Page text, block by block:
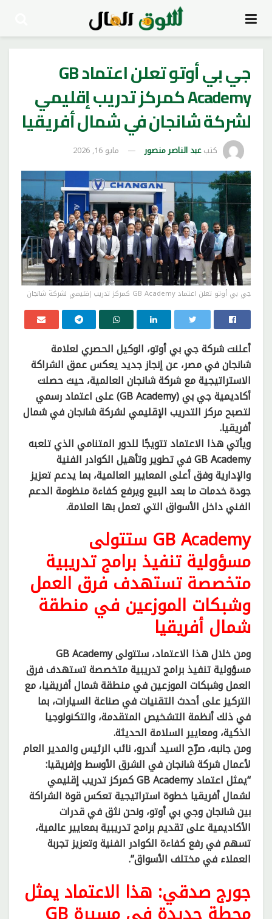
جي بي أوتو تعلن اعتماد GB
Academy كمركز تدريب إقليمي
لشركة شانجان في شمال أفريقيا
كتبعبد الناصر منصور مايو 16, 2026
جي بي أوتو تعلن اعتماد GB Academy كمركز تدريب إقليمي لشركة شانجان
أعلنت شركة جي بي أوتو، الوكيل الحصري لعلامة
شانجان في مصر، عن إنجاز جديد يعكس عمق الشراكة
الاستراتيجية مع شركة شانجان العالمية، حيث حصلت
أكاديمية جي بي (GB Academy) على اعتماد رسمي
لتصبح مركز التدريب الإقليمي لشركة شانجان في شمال
أفريقيا.
ويأتي هذا الاعتماد تتويجًا للدور المتنامي الذي تلعبه
GB Academy في تطوير وتأهيل الكوادر الفنية
والإدارية وفق أعلى المعايير العالمية، بما يدعم تعزيز
جودة خدمات ما بعد البيع ويرفع كفاءة منظومة الدعم
الفني داخل الأسواق التي تعمل بها العلامة.
GB Academy ستتولى
مسؤولية تنفيذ برامج تدريبية
متخصصة تستهدف فرق العمل
وشبكات الموزعين في منطقة
شمال أفريقيا
ومن خلال هذا الاعتماد، ستتولى GB Academy
مسؤولية تنفيذ برامج تدريبية متخصصة تستهدف فرق
العمل وشبكات الموزعين في منطقة شمال أفريقيا، مع
التركيز على أحدث التقنيات في صناعة السيارات، بما
في ذلك أنظمة التشخيص المتقدمة، والتكنولوجيا
الذكية، ومعايير السلامة الحديثة.
ومن جانبه، صرّح السيد أندرو، نائب الرئيس والمدير العام
لأعمال شركة شانجان في الشرق الأوسط وإفريقيا:
“يمثل اعتماد GB Academy كمركز تدريب إقليمي
لشمال أفريقيا خطوة استراتيجية تعكس قوة الشراكة
بين شانجان وجي بي أوتو، ونحن نثق في قدرات
الأكاديمية على تقديم برامج تدريبية بمعايير عالمية،
تسهم في رفع كفاءة الكوادر الفنية وتعزيز تجربة
العملاء في مختلف الأسواق”.
جورج صدقي: هذا الاعتماد يمثل